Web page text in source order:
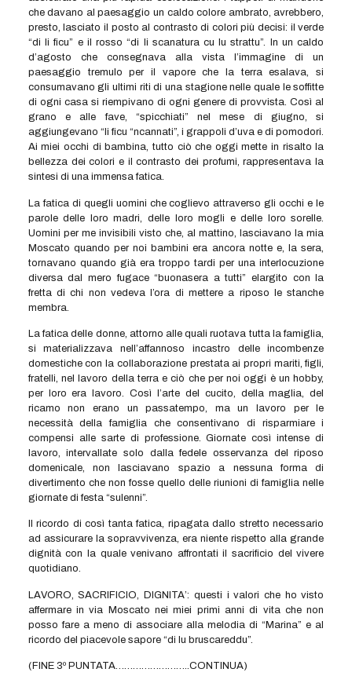
che davano al paesaggio un caldo colore ambrato, avrebbero,
presto, lasciato il posto al contrasto di colori più decisi: il verde
“di li ficu” e il rosso “di li scanatura cu lu strattu”. In un caldo
d’agosto che consegnava alla vista l’immagine di un
paesaggio tremulo per il vapore che la terra esalava, si
consumavano gli ultimi riti di una stagione nelle quale le soffitte
di ogni casa si riempivano di ogni genere di provvista. Così al
grano e alle fave, “spicchiati” nel mese di giugno, si
aggiungevano “li ficu “ncannati”, i grappoli d’uva e di pomodori.
Ai miei occhi di bambina, tutto ciò che oggi mette in risalto la
bellezza dei colori e il contrasto dei profumi, rappresentava la
sintesi di una immensa fatica.
La fatica di quegli uomini che coglievo attraverso gli occhi e le
parole delle loro madri, delle loro mogli e delle loro sorelle.
Uomini per me invisibili visto che, al mattino, lasciavano la mia
Moscato quando per noi bambini era ancora notte e, la sera,
tornavano quando già era troppo tardi per una interlocuzione
diversa dal mero fugace “buonasera a tutti” elargito con la
fretta di chi non vedeva l’ora di mettere a riposo le stanche
membra.
La fatica delle donne, attorno alle quali ruotava tutta la famiglia,
si materializzava nell’affannoso incastro delle incombenze
domestiche con la collaborazione prestata ai propri mariti, figli,
fratelli, nel lavoro della terra e ciò che per noi oggi è un hobby,
per loro era lavoro. Così l’arte del cucito, della maglia, del
ricamo non erano un passatempo, ma un lavoro per le
necessità della famiglia che consentivano di risparmiare i
compensi alle sarte di professione. Giornate così intense di
lavoro, intervallate solo dalla fedele osservanza del riposo
domenicale, non lasciavano spazio a nessuna forma di
divertimento che non fosse quello delle riunioni di famiglia nelle
giornate di festa “sulenni”.
Il ricordo di così tanta fatica, ripagata dallo stretto necessario
ad assicurare la sopravvivenza, era niente rispetto alla grande
dignità con la quale venivano affrontati il sacrificio del vivere
quotidiano.
LAVORO, SACRIFICIO, DIGNITA’: questi i valori che ho visto
affermare in via Moscato nei miei primi anni di vita che non
posso fare a meno di associare alla melodia di “Marina” e al
ricordo del piacevole sapore “di lu bruscareddu”.
(FINE 3º PUNTATA……………………..CONTINUA)